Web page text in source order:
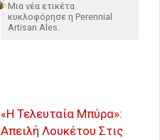
Μια νέα ετικέτα
κυκλοφόρησε η Perennial
Artisan Ales.
«Η Τελευταία Μπύρα»:
Απειλή Λουκέτου Στις